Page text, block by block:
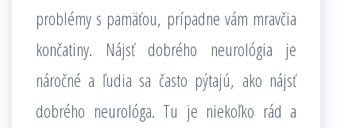
problémy s pamäťou, prípadne vám mravčia
končatiny. Nájsť dobrého neurológia je
náročné a ľudia sa často pýtajú, ako nájsť
dobrého neurológa. Tu je niekoľko rád a